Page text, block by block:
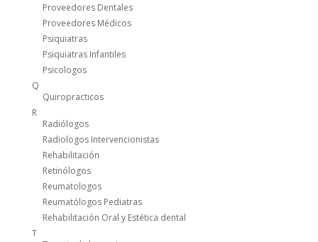
Proveedores Dentales
Proveedores Médicos
Psiquiatras
Psiquiatras Infantiles
Psicologos
Q
Quiropracticos
R
Radiólogos
Radiologos Intervencionistas
Rehabilitación
Retinólogos
Reumatologos
Reumatólogos Pediatras
Rehabilitación Oral y Estética dental
T